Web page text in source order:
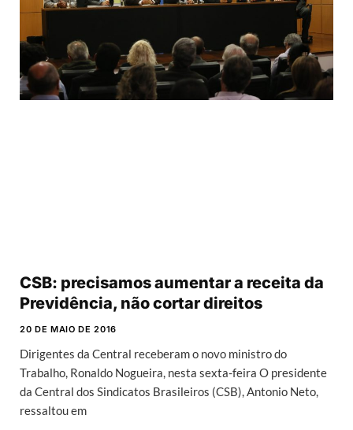
CSB: precisamos aumentar a receita da
Previdência, não cortar direitos
20 DE MAIO DE 2016
Dirigentes da Central receberam o novo ministro do
Trabalho, Ronaldo Nogueira, nesta sexta-feira O presidente
da Central dos Sindicatos Brasileiros (CSB), Antonio Neto,
ressaltou em